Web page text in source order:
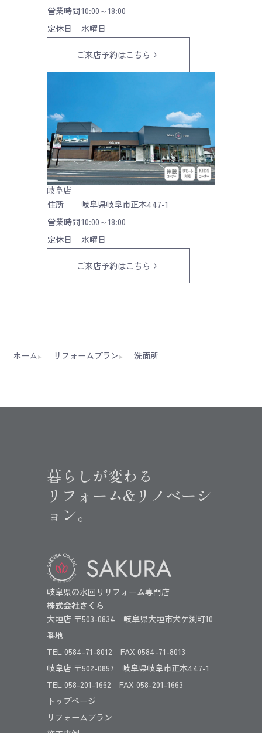
営業時間10:00～18:00
定休日
水曜日
ご来店予約はこちら
岐阜店
住所
岐阜県岐阜市正木447-1
営業時間10:00～18:00
定休日
水曜日
ご来店予約はこちら
ホーム リフォームプラン 洗面所
暮らしが変わる
リフォーム&リノベーシ
ョン。
岐阜県の水回りリフォーム専門店
株式会社さくら
大垣店 〒503-0834 岐阜県大垣市犬ケ渕町10
番地
TEL 0584-71-8012 FAX 0584-71-8013
岐阜店 〒502-0857 岐阜県岐阜市正木447-1
TEL 058-201-1662 FAX 058-201-1663
トップページ
リフォームプラン